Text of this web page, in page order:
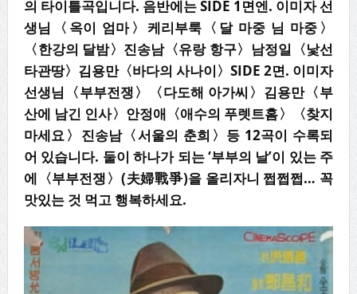
의 타이틀곡입니다. 음반에는SIDE 1 면엔. 이미자 선
생님 〈 옥이 엄마〉 케리부룩〈 달 마중 님 마중 〉
〈한강의 달밤〉 진송남〈유랑 항구〉 남정일 〈낯선
타관땅〉 김용만〈바다의 사나이〉SIDE 2면. 이미자
선생님 〈부부전쟁〉 〈다도해 아가씨 〉 김용만〈부
산에 남긴 인사〉 안정애 〈애수의 푸렛트홈〉〈찾지
마세요〉 진송남〈서울의 춘희 〉 등 12곡이 수록되
어 있습니다. 둘이 하나가 되는‘부부의 날’이 있는 주
에 〈부부전쟁〉 (夫婦戰爭)을 올리자니 쩝쩝쩝… 꼭
맛있는 것 먹고 행복하세요.